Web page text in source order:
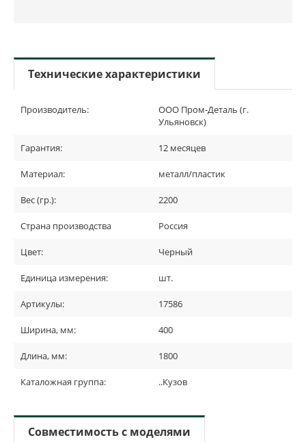
Технические характеристики
Производитель:
ООО Пром-Деталь (г.
Ульяновск)
Гарантия: 12 месяцев
Материал: металл/пластик
Вес (гр.): 2200
Страна производства Россия
Цвет: Черный
Единица измерения: шт.
Артикулы: 17586
Ширина, мм: 400
Длина, мм: 1800
Каталожная группа: ..Кузов
Совместимость с моделями